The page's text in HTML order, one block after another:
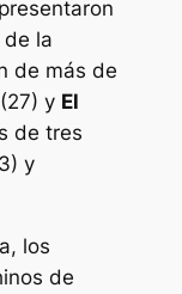
la
de más de
(27) y El
de tres
y
los
de